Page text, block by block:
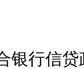
行信贷